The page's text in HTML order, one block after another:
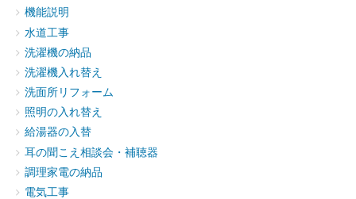
機能説明
水道工事
洗濯機の納品
洗濯機入れ替え
洗面所リフォーム
照明の入れ替え
給湯器の入替
耳の聞こえ相談会・補聴器
調理家電の納品
電気工事